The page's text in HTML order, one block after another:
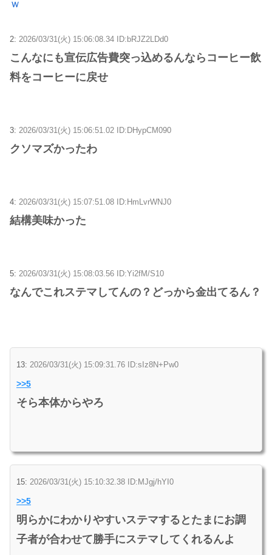
ｗ
2: 2026/03/31(火) 15:06:08.34 ID:bRJZ2LDd0
こんなにも宣伝広告費突っ込めるんならコーヒー飲
料をコーヒーに戻せ
3: 2026/03/31(火) 15:06:51.02 ID:DHypCM090
クソマズかったわ
4: 2026/03/31(火) 15:07:51.08 ID:HmLvrWNJ0
結構美味かった
5: 2026/03/31(火) 15:08:03.56 ID:Yi2fM/S10
なんでこれステマしてんの？どっから金出てるん？
13: 2026/03/31(火) 15:09:31.76 ID:sIz8N+Pw0
>>5
そら本体からやろ
15: 2026/03/31(火) 15:10:32.38 ID:MJgj/hYI0
>>5
明らかにわかりやすいステマするとたまにお調
子者が合わせて勝手にステマしてくれるんよ